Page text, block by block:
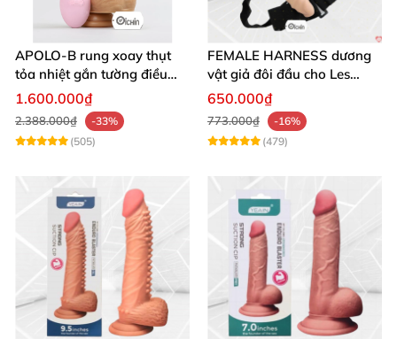
APOLO-B rung xoay thụt
tỏa nhiệt gắn tường điều
khiển từ xa đa chế độ
1.600.000₫
2.388.000₫
-33%
(505)
FEMALE HARNESS dương
vật giả đôi đầu cho Les
massage cực sướng
650.000₫
773.000₫
-16%
(479)